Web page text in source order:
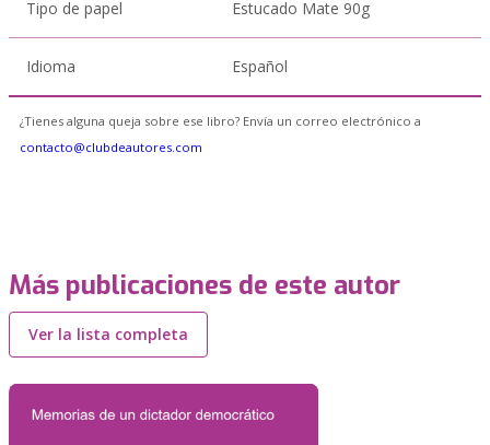
Tipo de papel Estucado Mate 90g
Idioma Español
¿Tienes alguna queja sobre ese libro? Envía un correo electrónico a
contacto@clubdeautores.com
Más publicaciones de este autor
Ver la lista completa